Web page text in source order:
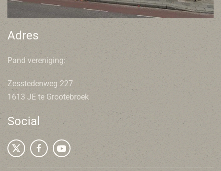
Adres
Pand vereniging:
Zesstedenweg 227
1613 JE te Grootebroek
Social